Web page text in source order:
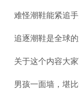
难怪潮鞋能紧追
追逐潮鞋是全球
关于这个内容大
男孩一面墙，堪